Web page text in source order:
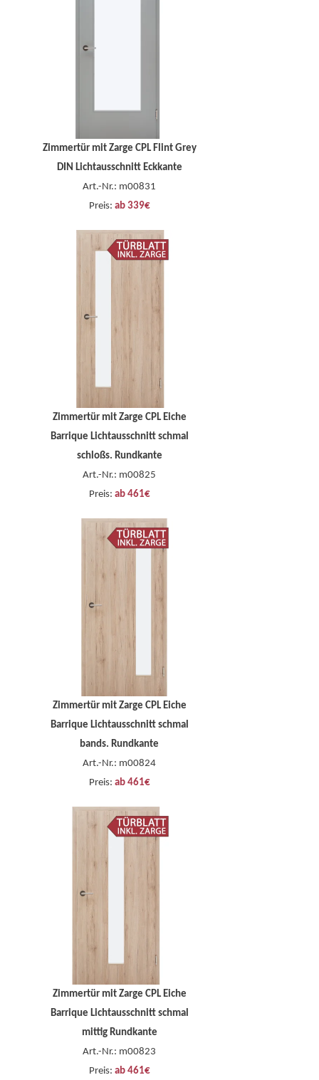
Zimmertür mit Zarge CPL Flint Grey
DIN Lichtausschnitt Eckkante
Art.-Nr.: m00831
Preis: ab 339€
Zimmertür mit Zarge CPL Eiche
Barrique Lichtausschnitt schmal
schloßs. Rundkante
Art.-Nr.: m00825
Preis: ab 461€
Zimmertür mit Zarge CPL Eiche
Barrique Lichtausschnitt schmal
bands. Rundkante
Art.-Nr.: m00824
Preis: ab 461€
Zimmertür mit Zarge CPL Eiche
Barrique Lichtausschnitt schmal
mittig Rundkante
Art.-Nr.: m00823
Preis: ab 461€